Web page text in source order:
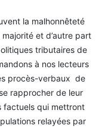
la malhonnêteté
et d’autre part
tributaires de
à nos lecteurs
procès-verbaux de
rapprocher de leur
factuels qui mettront
relayées par